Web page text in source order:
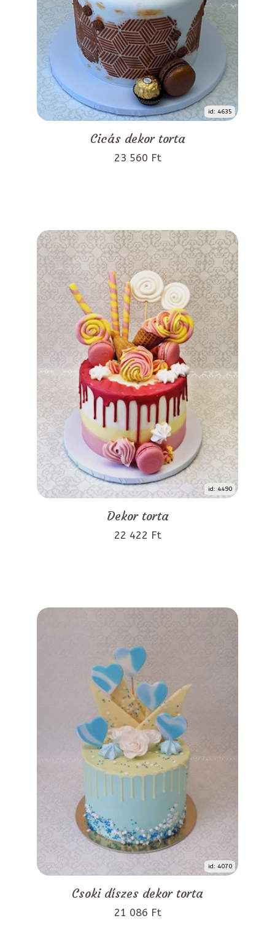
id: 4635
Cicás dekor torta
23 560 Ft
id: 4490
Dekor torta
22 422 Ft
id: 4070
Csoki díszes dekor torta
21 086 Ft